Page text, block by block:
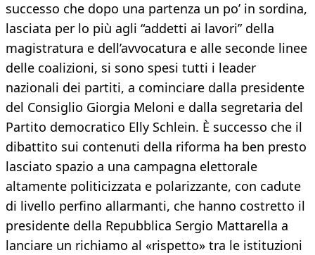
successo che dopo una partenza un po’ in sordina,
lasciata per lo più agli “addetti ai lavori” della
magistratura e dell’avvocatura e alle seconde linee
delle coalizioni, si sono spesi tutti i leader
nazionali dei partiti, a cominciare dalla presidente
del Consiglio Giorgia Meloni e dalla segretaria del
Partito democratico Elly Schlein. È successo che il
dibattito sui contenuti della riforma ha ben presto
lasciato spazio a una campagna elettorale
altamente politicizzata e polarizzante, con cadute
di livello perfino allarmanti, che hanno costretto il
presidente della Repubblica Sergio Mattarella a
lanciare un richiamo al «rispetto» tra le istituzioni